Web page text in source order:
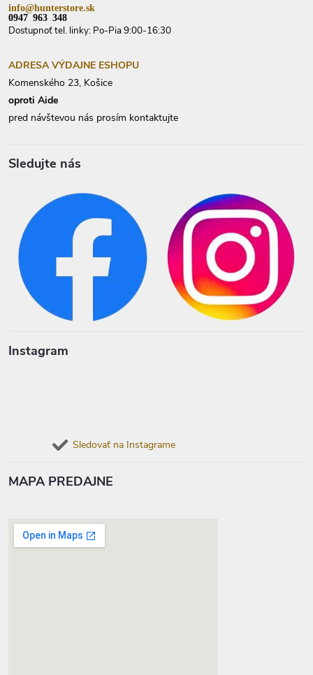
info@hunterstore.sk
0947 963 348
Dostupnoť tel. linky: Po-Pia 9:00-16:30
ADRESA VÝDAJNE ESHOPU
Komenského 23, Košice
oproti Aide
pred návštevou nás prosím kontaktujte
Sledujte nás
Instagram
Sledovať na Instagrame
MAPA PREDAJNE